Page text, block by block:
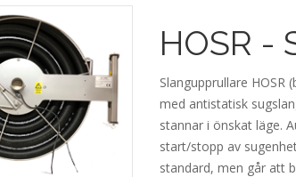
HOSR -
Slangupprullare HOSR
med antistatisk
stannar i önskat läge.
start/stopp av
standard, men går att